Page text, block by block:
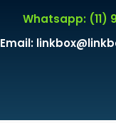
Whatsapp: (11)
Email: